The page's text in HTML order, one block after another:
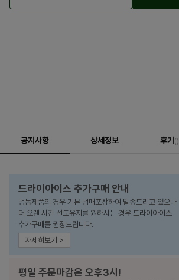
공지사항 상세정보 후기 ()
드라이아이스 추가구매 안내
냉동제품의 경우 기본 냉매포장하여 발송드리고 있으나
더 오랜 시간 선도유지를 원하시는 경우 드라이아이스
추가구매를 권장드립니다.
자세히보기 >
평일 주문마감은 오후3시!